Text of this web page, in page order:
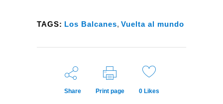
TAGS: Los Balcanes, Vuelta al mundo
Share Print page 0Likes